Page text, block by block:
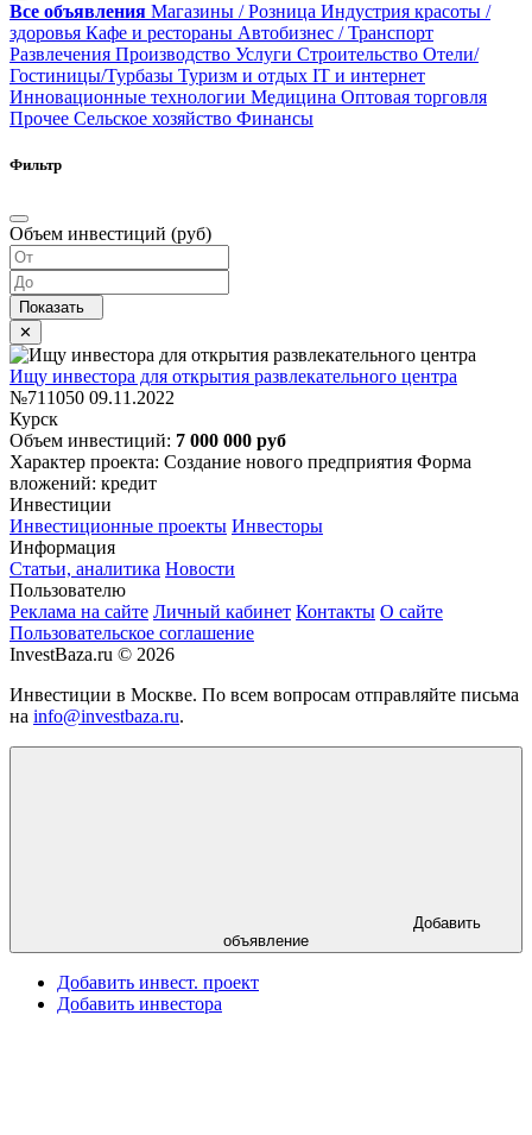
Все объявления Магазины / Розница Индустрия красоты /
здоровья Кафе и рестораны Автобизнес / Транспорт
Развлечения Производство Услуги Строительство Отели/
Гостиницы/Турбазы Туризм и отдых IT и интернет
Инновационные технологии Медицина Оптовая торговля
Прочее Сельское хозяйство Финансы
Фильтр
Объем инвестиций (руб)
Ищу инвестора для открытия развлекательного центра
№711050 09.11.2022
Курск
Объем инвестиций: 7 000 000 руб
Характер проекта: Создание нового предприятия Форма
вложений: кредит
Инвестиции
Инвестиционные проекты Инвесторы
Информация
Статьи, аналитика Новости
Пользователю
Реклама на сайте Личный кабинет Контакты О сайте
Пользовательское соглашение
InvestBaza.ru © 2026
Инвестиции в Москве. По всем вопросам отправляйте письма
на info@investbaza.ru.
Добавить
объявление
Добавить инвест. проект
Добавить инвестора